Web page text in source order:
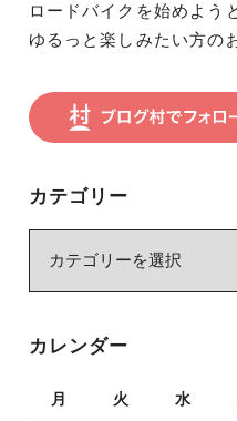
ロードバイクを始めよう
ゆるっと楽しみたい方の
カテゴリー
ー
カレンダー
月 火 水